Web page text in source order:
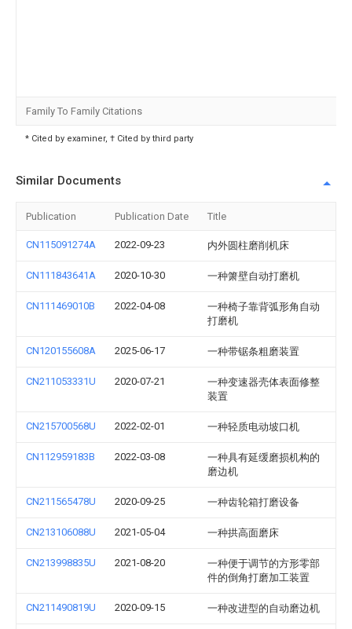
Family To Family Citations
* Cited by examiner, † Cited by third party
Similar Documents
Publication Publication Date Title
CN115091274A 2022-09-23 内外圆柱磨削机床
CN111843641A 2020-10-30 一种箫壁自动打磨机
CN111469010B 2022-04-08
一种椅子靠背弧形角自动
打磨机
CN120155608A 2025-06-17 一种带锯条粗磨装置
CN211053331U 2020-07-21
一种变速器壳体表面修整
装置
CN215700568U 2022-02-01 一种轻质电动坡口机
CN112959183B 2022-03-08
一种具有延缓磨损机构的
磨边机
CN211565478U 2020-09-25 一种齿轮箱打磨设备
CN213106088U 2021-05-04 一种拱高面磨床
CN213998835U 2021-08-20
一种便于调节的方形零部
件的倒角打磨加工装置
CN211490819U 2020-09-15 一种改进型的自动磨边机